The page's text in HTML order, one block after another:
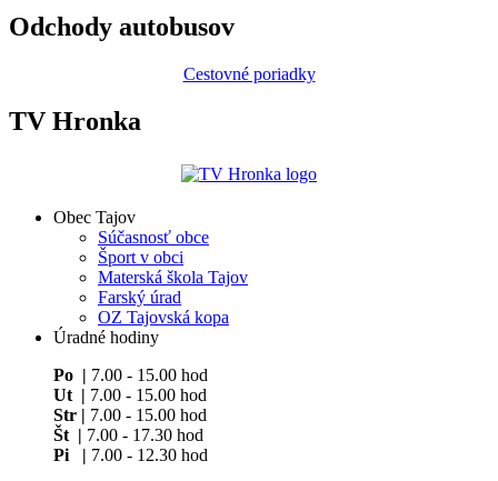
Odchody autobusov
Cestovné poriadky
TV Hronka
Obec Tajov
Súčasnosť obce
Šport v obci
Materská škola Tajov
Farský úrad
OZ Tajovská kopa
Úradné hodiny
Po | 7.00 - 15.00 hod
Ut | 7.00 - 15.00 hod
Str | 7.00 - 15.00 hod
Št | 7.00 - 17.30 hod
Pi | 7.00 - 12.30 hod